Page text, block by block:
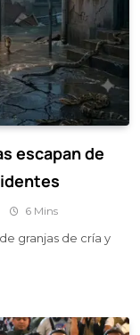
escapan de
6 Mins
granjas de cría y